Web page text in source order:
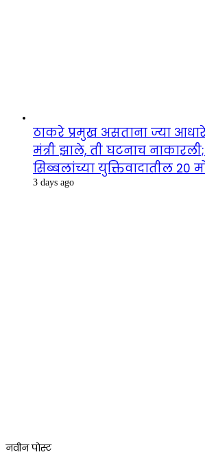
ठाकरे प्रमुख असताना ज्या
मंत्री झाले, ती घटनाच
सिब्बलांच्या युक्तिवादातील 20
3 days ago
नवीन पोस्ट